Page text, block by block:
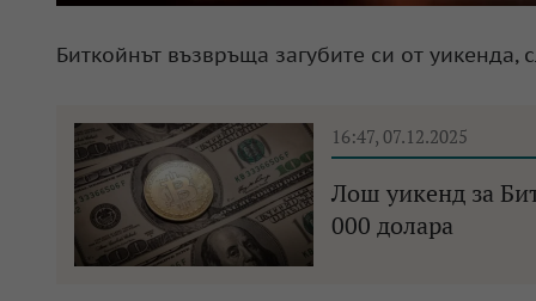
Биткойнът възвръща загубите си от
16:47, 07.12.2025
Лош уикенд за
000 долара